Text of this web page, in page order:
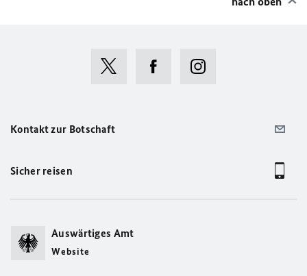
Kontakt zur Botschaft
Sicher reisen
Auswärtiges Amt
Website